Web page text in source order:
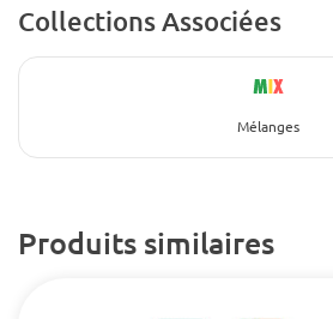
Collections Associées
Mélanges
Produits similaires